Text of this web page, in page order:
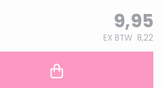
9,95
EX BTW 8,22